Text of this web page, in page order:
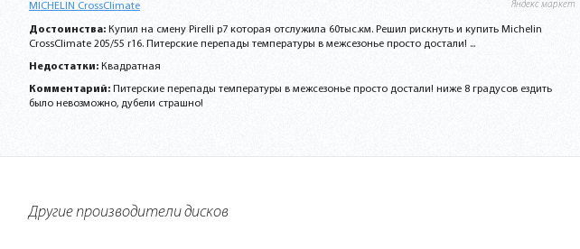
MICHELIN CrossClimate Яндекс маркет
Достоинства: Купил на смену Pirelli p7 которая отслужила 60тыс.км. Решил рискнуть и купить Michelin
CrossClimate 205/55 r16. Питерские перепады температуры в межсезонье просто достали! ...
Недостатки: Квадратная
Комментарий: Питерские перепады температуры в межсезонье просто достали! ниже 8 градусов ездить
было невозможно, дубели страшно!
Другие производители дисков